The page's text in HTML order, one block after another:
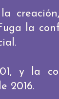
la
y la
2016.